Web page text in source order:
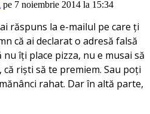
pe 7 noiembrie 2014 la 15:34
răspuns la e-mailul pe care ți
că ai declarat o adresă falsă
nu îți place pizza, nu e musai să
că riști să te premiem. Sau poți
rahat. Dar în altă parte,